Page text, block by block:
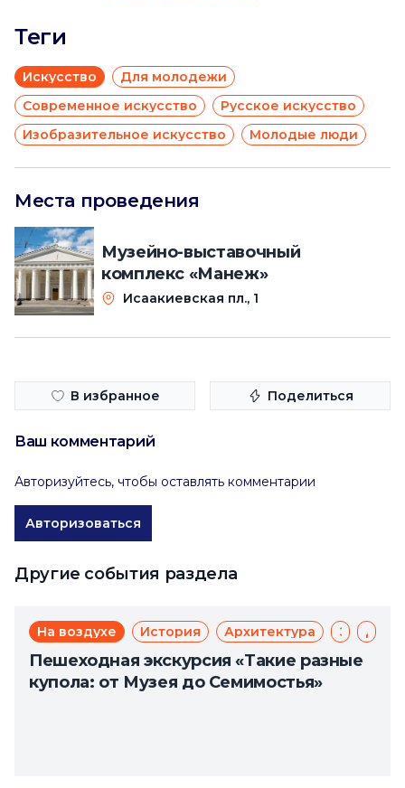
Теги
Искусство
Для молодежи
Современное искусство
Русское искусство
Изобразительное искусство
Молодые люди
Места проведения
Музейно-выставочный
комплекс «Манеж»
Исаакиевская пл., 1
В избранное Поделиться
Ваш комментарий
Авторизуйтесь, чтобы оставлять комментарии
Авторизоваться
Другие события раздела
На воздухе История Архитектура Экскурсии
Пешеходная экскурсия «Такие разные
купола: от Музея до Семимостья»